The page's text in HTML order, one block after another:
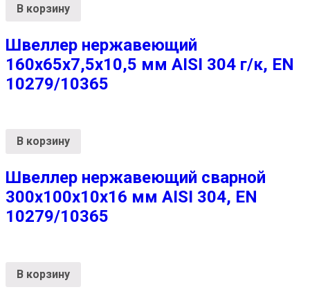
В корзину
Швеллер нержавеющий
160х65х7,5х10,5 мм AISI 304 г/к, EN
10279/10365
В корзину
Швеллер нержавеющий сварной
300х100х10х16 мм AISI 304, EN
10279/10365
В корзину